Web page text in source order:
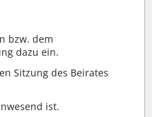
bzw. dem
dazu ein.
Sitzung des Beirates
ist.